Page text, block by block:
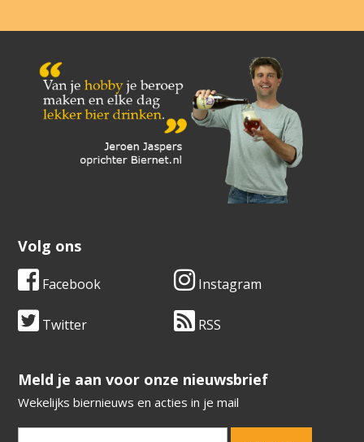
Volg ons
Facebook Instagram
Twitter RSS
​​​​​​​Meld je aan voor onze nieuwsbrief
Wekelijks biernieuws en acties in je mail